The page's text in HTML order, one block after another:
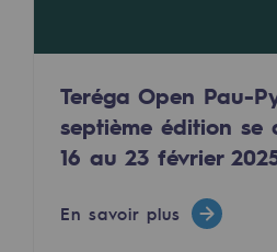
Santé et sécurité
Sécurité
Gouvernance
Teréga Open Pau-
septième édition se
16 au 23 février
En savoir plus